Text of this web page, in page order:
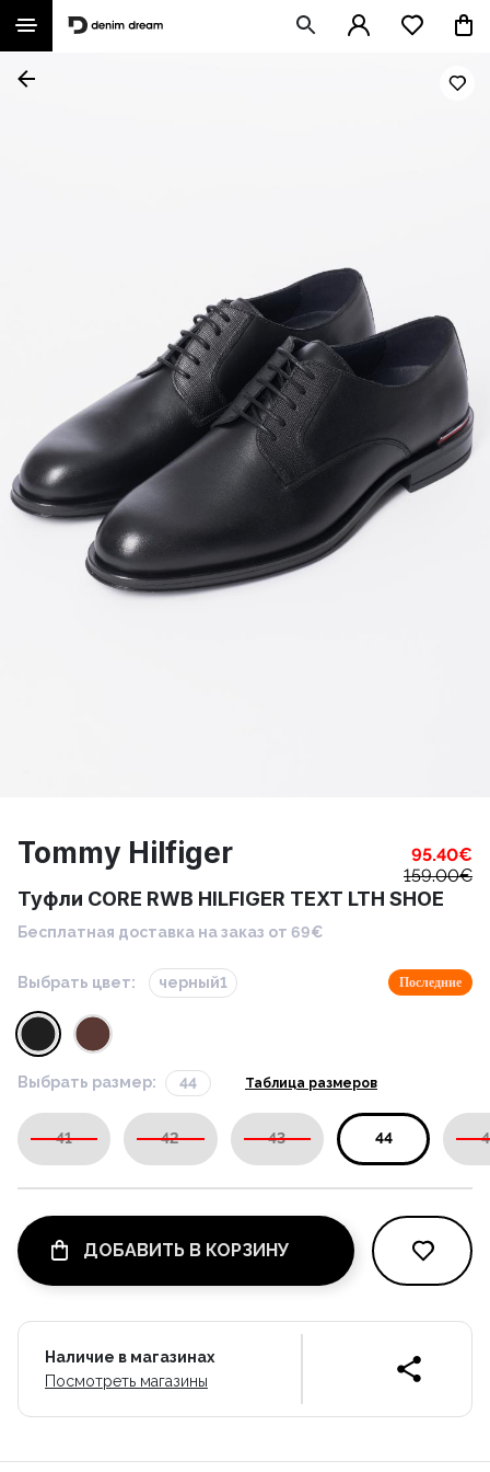
Tommy Hilfiger 95.40€
159.00€
Туфли CORE RWB HILFIGER TEXT LTH SHOE
Бесплатная доставка на заказ от 69€
Выбрать цвет: черный1 Последние
Выбрать размер: 44 Таблица размеров
41 42 43 44
ДОБАВИТЬ В КОРЗИНУ
Наличие в магазинах
Посмотреть магазины